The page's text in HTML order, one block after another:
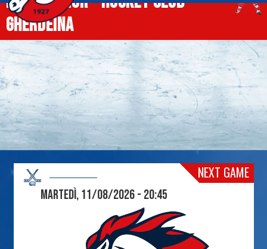
Gherdëina
NEXT GAME
Martedì, 11/08/2026 - 20:45